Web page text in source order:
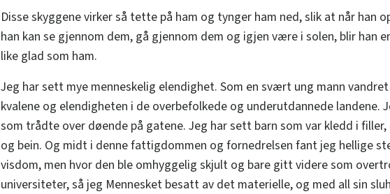
Disse skyggene virker så tette på ham og tynger ham ned, slik at når han
han kan se gjennom dem, gå gjennom dem og igjen være i solen, blir han
like glad som ham.
Jeg har sett mye menneskelig elendighet. Som en svært ung mann
kvalene og elendigheten i de overbefolkede og underutdannede landene.
som trådte over døende på gatene. Jeg har sett barn som var kledd i filler,
og bein. Og midt i denne fattigdommen og fornedrelsen fant jeg hellige
visdom, men hvor den ble omhyggelig skjult og bare gitt videre som
universiteter, så jeg Mennesket besatt av det materielle, og med all sin